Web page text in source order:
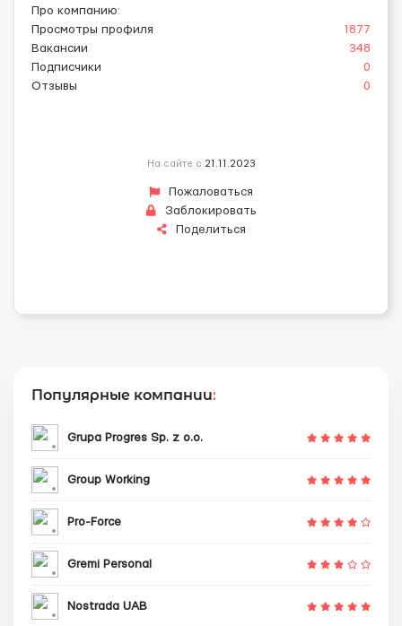
Про компанию:
Просмотры профиля
1877
Вакансии
348
Подписчики
0
Отзывы
0
На сайте с 21.11.2023
Пожаловаться
Заблокировать
Поделиться
Популярные компании:
Grupa Progres Sp. z o.o.
Group Working
Pro-Force
Gremi Personal
Nostrada UAB